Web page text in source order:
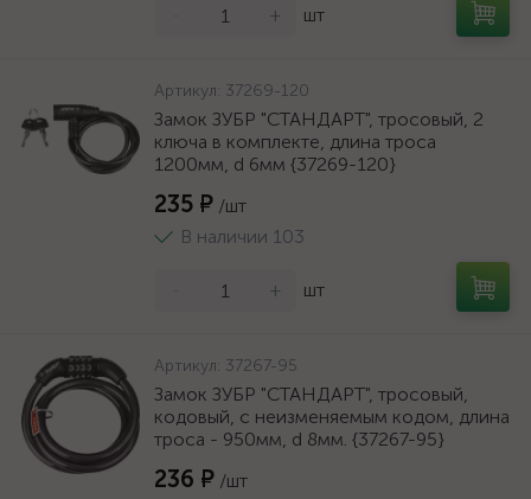
+ шт
Артикул: 37269-120
Замок ЗУБР "СТАНДАРТ", тросовый, 2
ключа в комплекте, длина троса
1200мм, d 6мм {37269-120}
235 ₽ /шт
В наличии 103
+ шт
Артикул: 37267-95
Замок ЗУБР "СТАНДАРТ", тросовый,
кодовый, с неизменяемым кодом, длина
троса - 950мм, d 8мм. {37267-95}
236 ₽ /шт